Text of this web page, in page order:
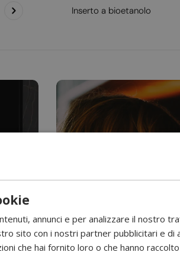
Inserto a bioetanolo
Camini a
annunci e per analizzare il nostro
sito con i nostri partner pubblicitari e di
che hai fornito loro o che hanno